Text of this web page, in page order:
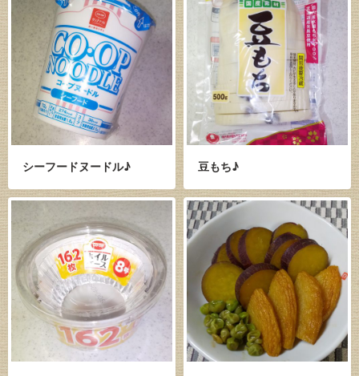
シーフードヌードル♪ 豆もち♪